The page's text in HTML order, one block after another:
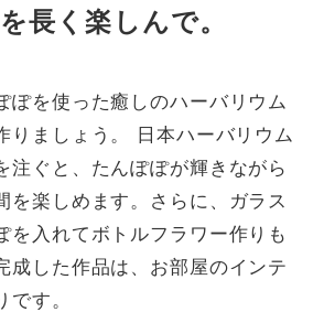
長く楽しんで。
ぽを使った癒しのハーバリウム
りましょう。 日本ハーバリウム
注ぐと、たんぽぽが輝きながら
を楽しめます。さらに、ガラス
を入れてボトルフラワー作りも
成した作品は、お部屋のインテ
です。